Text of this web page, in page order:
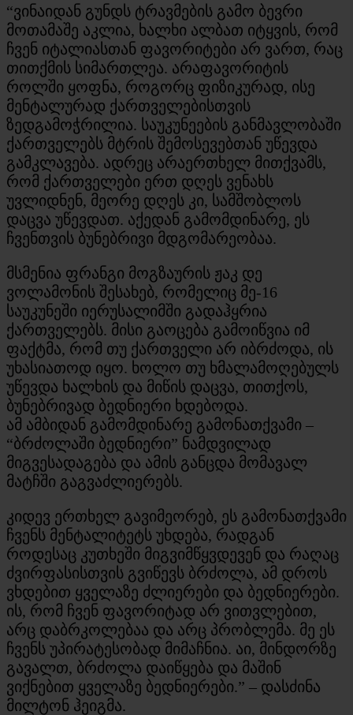
“ვინაიდან გუნდს ტრავმების გამო ბევრი
მოთამაშე აკლია, ხალხი ალბათ იტყვის, რომ
ჩვენ იტალიასთან ფავორიტები არ ვართ, რაც
თითქმის სიმართლეა. არაფავორიტის
როლში ყოფნა, როგორც ფიზიკურად, ისე
მენტალურად ქართველებისთვის
ზედგამოჭრილია. საუკუნეების განმავლობაში
ქართველებს მტრის შემოსევებთან უწევდა
გამკლავება. ადრეც არაერთხელ მითქვამს,
რომ ქართველები ერთ დღეს ვენახს
უვლიდნენ, მეორე დღეს კი, სამშობლოს
დაცვა უწევდათ. აქედან გამომდინარე, ეს
ჩვენთვის ბუნებრივი მდგომარეობაა.
მსმენია ფრანგი მოგზაურის ჟაკ დე
ვოლამონის შესახებ, რომელიც მე-16
საუკუნეში იერუსალიმში გადაჰყრია
ქართველებს. მისი გაოცება გამოიწვია იმ
ფაქტმა, რომ თუ ქართველი არ იბრძოდა, ის
უხასიათოდ იყო. ხოლო თუ ხმალამოღებულს
უწევდა ხალხის და მიწის დაცვა, თითქოს,
ბუნებრივად ბედნიერი ხდებოდა.
ამ ამბიდან გამომდინარე გამონათქვამი –
“ბრძოლაში ბედნიერი” ნამდვილად
მიგვესადაგება და ამის განცდა მომავალ
მატჩში გაგვაძლიერებს.
კიდევ ერთხელ გავიმეორებ, ეს გამონათქვამი
ჩვენს მენტალიტეტს უხდება, რადგან
როდესაც კუთხეში მიგვიმწყვდევენ და რაღაც
ძვირფასისთვის გვიწევს ბრძოლა, ამ დროს
ვხდებით ყველაზე ძლიერები და ბედნიერები.
ის, რომ ჩვენ ფავორიტად არ ვითვლებით,
არც დაბრკოლებაა და არც პრობლემა. მე ეს
ჩვენს უპირატესობად მიმაჩნია. აი, მინდორზე
გავალთ, ბრძოლა დაიწყება და მაშინ
ვიქნებით ყველაზე ბედნიერები.” – დასძინა
მილტონ ჰეიგმა.